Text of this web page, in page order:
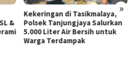
»
&
Kekeringan di Tasikmalaya,
Polsek Tanjungjaya Salurkan
5.000 Liter Air Bersih untuk
Warga Terdampak